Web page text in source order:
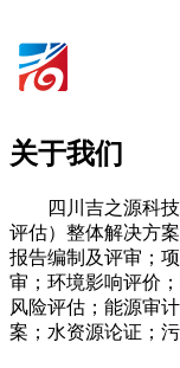
关于我们
四川吉之源科
评估）整体解决方
报告编制及评审；
审；环境影响评价
风险评估；能源审
案；水资源论证；